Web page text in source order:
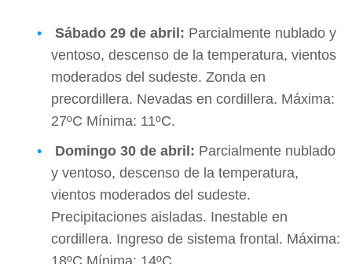
Sábado 29 de abril: Parcialmente nublado y
ventoso, descenso de la temperatura, vientos
moderados del sudeste. Zonda en
precordillera. Nevadas en cordillera. Máxima:
27ºC Mínima: 11ºC.
Domingo 30 de abril: Parcialmente nublado
y ventoso, descenso de la temperatura,
vientos moderados del sudeste.
Precipitaciones aisladas. Inestable en
cordillera. Ingreso de sistema frontal. Máxima:
18ºC Mínima: 14ºC.